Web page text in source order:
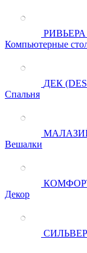
РИВЬЕРА
Компьютерные
ДЕК
Спальня
Вешалки
Декор
СИЛЬВЕР